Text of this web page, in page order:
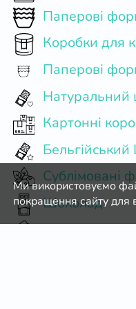
Паперові
Коробки для
Паперові
Натуральний
Картонні
Сублімовані
Шоколад
Мигдальне
Ми використовуємо
покращення сайту для